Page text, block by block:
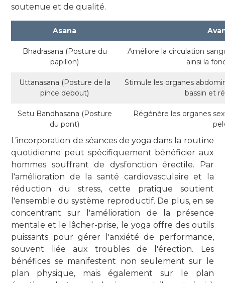
soutenue et de qualité.
Asana
Bhadrasana (Posture du
papillon)
Améliore la circulation
ainsi la
Uttanasana (Posture de la
pince debout)
Stimule les organes
bassin et
Setu Bandhasana (Posture
du pont)
Régénère les organes
L’incorporation de séances de yoga dans la routine
quotidienne peut spécifiquement bénéficier aux
hommes souffrant de dysfonction érectile. Par
l'amélioration de la santé cardiovasculaire et la
réduction du stress, cette pratique soutient
l'ensemble du système reproductif. De plus, en se
concentrant sur l'amélioration de la présence
mentale et le lâcher-prise, le yoga offre des outils
puissants pour gérer l'anxiété de performance,
souvent liée aux troubles de l'érection. Les
bénéfices se manifestent non seulement sur le
plan physique, mais également sur le plan